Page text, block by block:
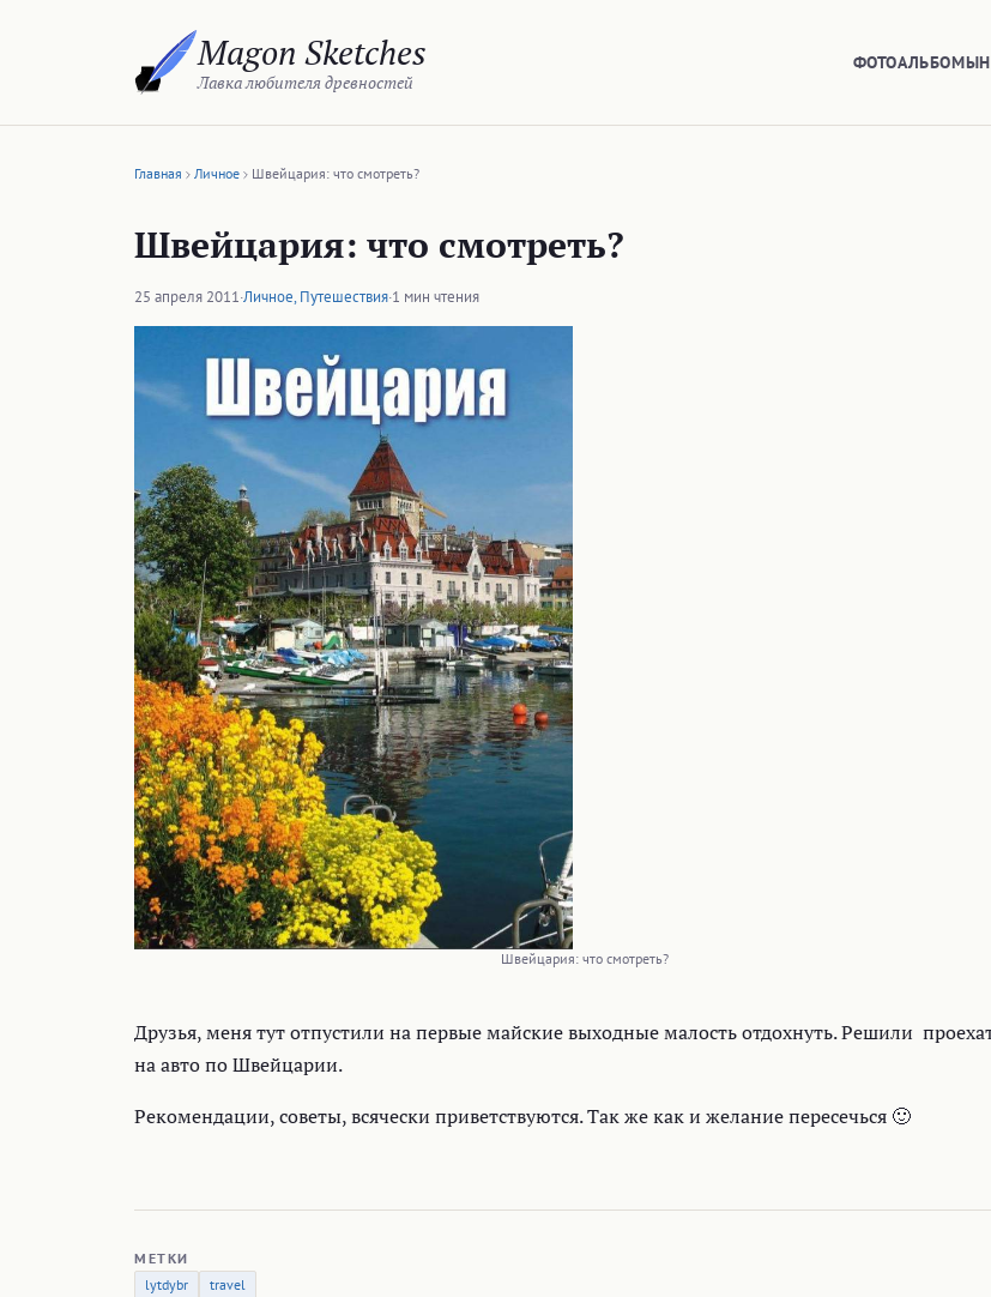
Magon Sketches
Лавка любителя древностей
ФОТОАЛЬБОМЫ
Главная Личное Швейцария: что смотреть?
Швейцария: что смотреть?
25 апреля 2011·Личное, Путешествия·1 мин чтения
Швейцария: что смотреть?
Друзья, меня тут отпустили на первые майские выходные малость отдохнуть. Решили
на авто по Швейцарии.
Рекомендации, советы, всячески приветствуются. Так же как и желание пересечься 🙂
МЕТКИ
lytdybr
travel